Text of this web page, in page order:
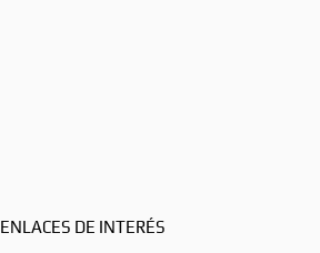
ENLACES DE INTERÉS